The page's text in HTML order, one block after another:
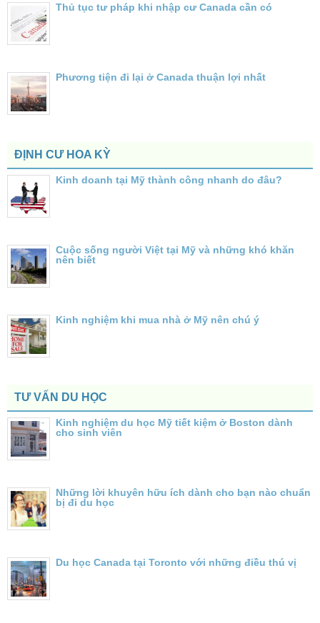
Thủ tục tư pháp khi nhập cư Canada cần có
Phương tiện đi lại ở Canada thuận lợi nhất
ĐỊNH CƯ HOA KỲ
Kinh doanh tại Mỹ thành công nhanh do đâu?
Cuộc sống người Việt tại Mỹ và những khó khăn
nên biết
Kinh nghiệm khi mua nhà ở Mỹ nên chú ý
TƯ VẤN DU HỌC
Kinh nghiệm du học Mỹ tiết kiệm ở Boston dành
cho sinh viên
Những lời khuyên hữu ích dành cho bạn nào chuẩn
bị đi du học
Du học Canada tại Toronto với những điều thú vị